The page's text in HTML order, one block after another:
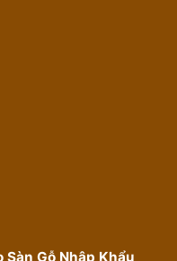
Sàn Gỗ Nhập Khẩu